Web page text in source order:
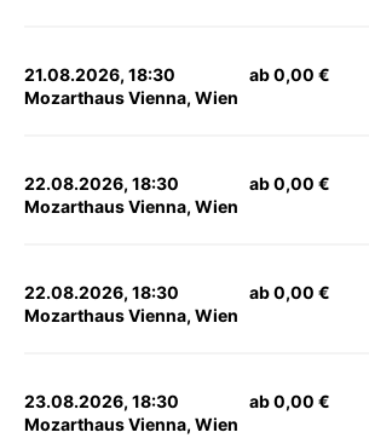
21.08.2026, 18:30
Mozarthaus Vienna, Wien
ab 0,00 €
22.08.2026, 18:30
Mozarthaus Vienna, Wien
ab 0,00 €
22.08.2026, 18:30
Mozarthaus Vienna, Wien
ab 0,00 €
23.08.2026, 18:30
Mozarthaus Vienna, Wien
ab 0,00 €